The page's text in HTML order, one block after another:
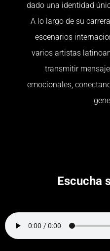
dado una identidad
A lo largo de su
escenarios
varios artistas
transmitir
emocionales,
Escucha